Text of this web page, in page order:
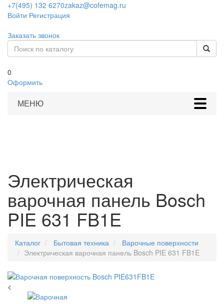
+7(495) 132 6270zakaz@cofemag.ru
Войти Регистрация
Заказать звонок
0
Оформить
МЕНЮ
Электрическая
варочная панель Bosch
PIE 631 FB1E
Каталог Бытовая техника
Варочные поверхности
Электрическая варочная панель Bosch PIE 631 FB1E
<